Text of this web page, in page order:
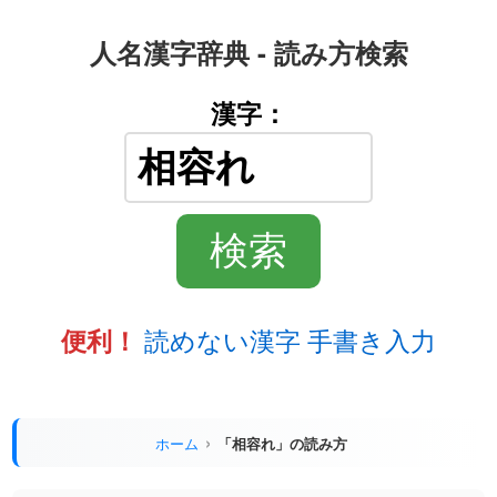
人名漢字辞典 - 読み方検索
漢字：
便利！ 読めない漢字 手書き入力
ホーム 「相容れ」の読み方